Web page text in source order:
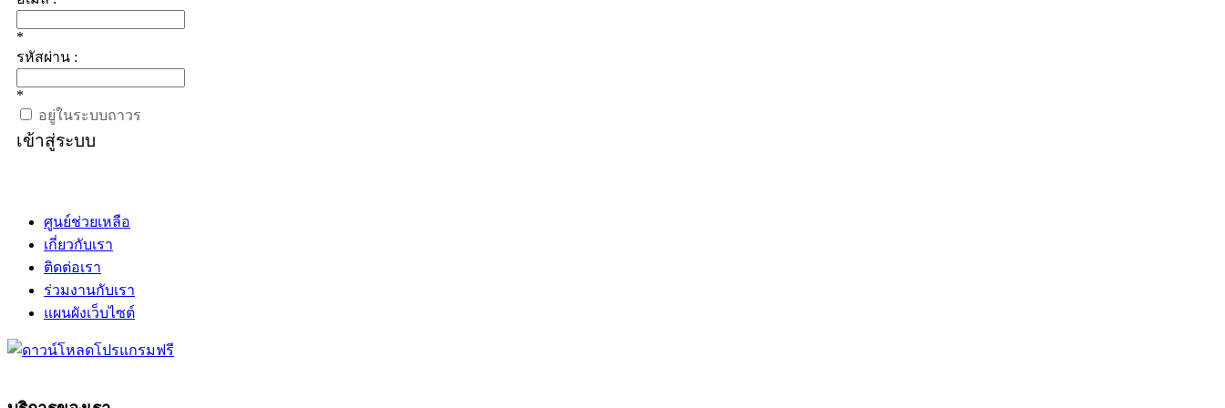
*
รหัสผ่าน :
*
อยู่ในระบบถาวร
เข้าสู่ระบบ
ศูนย์ช่วยเหลือ
เกี่ยวกับเรา
ติดต่อเรา
ร่วมงานกับเรา
แผนผังเว็บไซต์